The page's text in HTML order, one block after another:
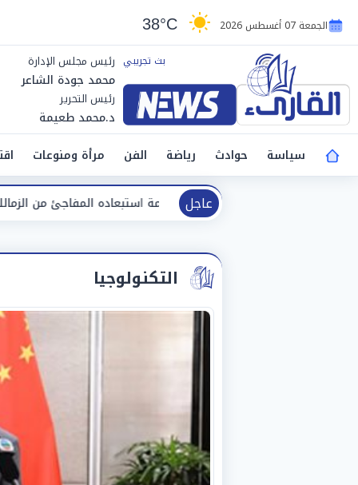
الجمعة 07 أغسطس 2026 38°C
رئيس مجلس الإدارة
محمد جودة الشاعر
رئيس التحرير
د.محمد طعيمة
سياسة
حوادث رياضة الفن مرأة ومنوعات
عاجل
كواليس أزمة استبعاده المفاجئ من الزمالك
التكنولوجيا